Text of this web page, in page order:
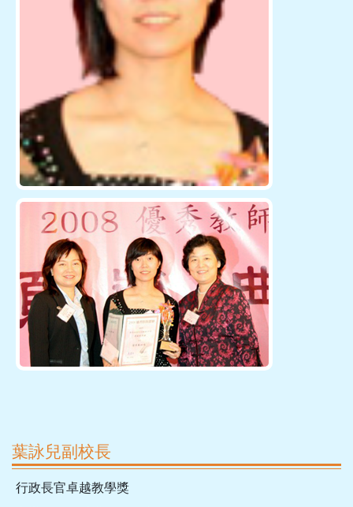
葉詠兒副校長
行政長官卓越教學獎